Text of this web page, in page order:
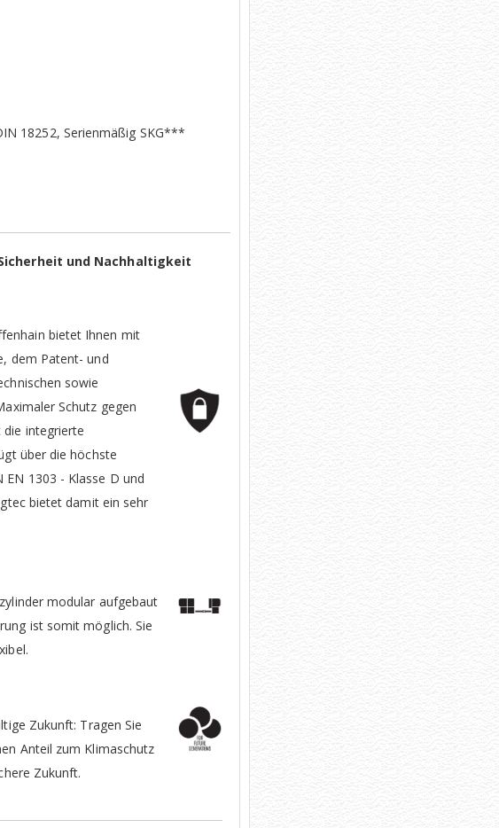
18252, Serienmäßig SKG***
und Nachhaltigkeit
bietet Ihnen mit
dem Patent- und
sowie
Schutz gegen
integrierte
über die höchste
1303 - Klasse D und
bietet damit ein sehr
modular aufgebaut
ist somit möglich. Sie
Zukunft: Tragen Sie
Anteil zum Klimaschutz
Zukunft.